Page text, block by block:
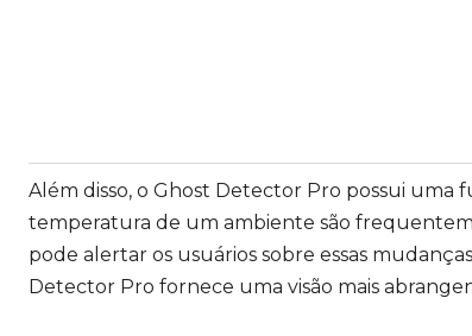
Além disso, o Ghost Detector Pro possui
temperatura de um ambiente são
pode alertar os usuários sobre essas
Detector Pro fornece uma visão mais